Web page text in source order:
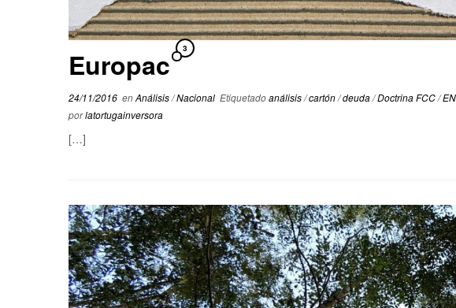
Europac 3
24/11/2016 enAnálisis/Nacional Etiquetadoanálisis/cartón/deuda/Doctrina FCC/
porlatortugainversora
[…]